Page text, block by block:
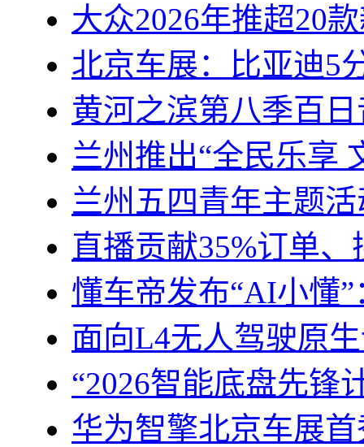
大众2026年推超20
北京车展：比亚迪5
黄河之滨第八季百
兰州推出“全民乐享
兰州五四青年主题
直播贡献35%订单
懂车帝发布“AI小懂
面向L4无人驾驶原
“2026智能底盘先锋
华为智擎北京车展